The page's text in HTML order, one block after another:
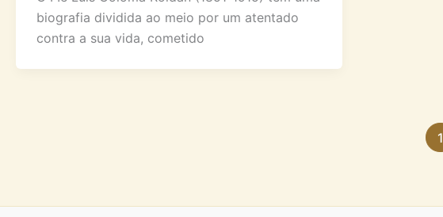
biografia dividida ao meio por um atentado
contra a sua vida, cometido
1